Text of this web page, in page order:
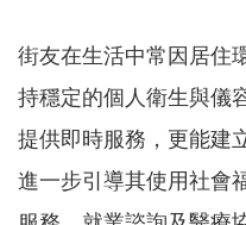
業
務
專
區
便
街友在生活中常因居住
持穩定的個人衛生與儀
提供即時服務，更能建
進一步引導其使用社會